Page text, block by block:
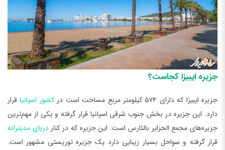
جزیره ایبیزا کجاست؟
جزیره ایبیزا که دارای ۵۷۴ کیلومتر مربع مساحت است در کشور اسپانیاقرار
دارد. این جزیره در بخش جنوب شرقی اسپانیا قرار گرفته و یکی از مهم‌ترین
جزیره‌های مجمع الجزایر بالئارس است. این جزیره که در کناردریای مدیترانه
قرار گرفته و سواحل بسیار زیبایی دارد یک جزیره توریستی مشهور است.